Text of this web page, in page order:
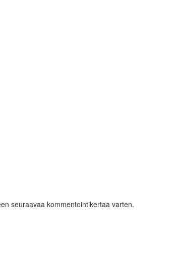
seuraavaa kommentointikertaa varten.